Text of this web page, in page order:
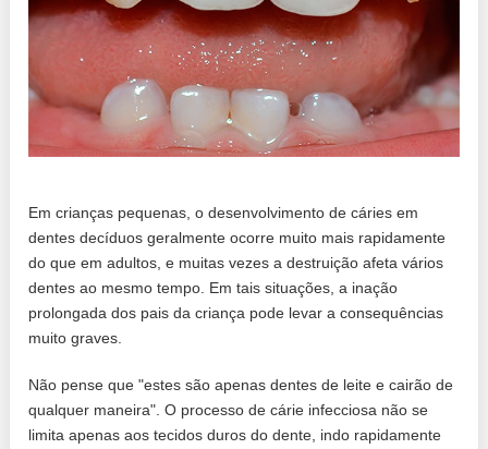
Em crianças pequenas, o desenvolvimento de cáries em
dentes decíduos geralmente ocorre muito mais rapidamente
do que em adultos, e muitas vezes a destruição afeta vários
dentes ao mesmo tempo. Em tais situações, a inação
prolongada dos pais da criança pode levar a consequências
muito graves.
Não pense que "estes são apenas dentes de leite e cairão de
qualquer maneira". O processo de cárie infecciosa não se
limita apenas aos tecidos duros do dente, indo rapidamente